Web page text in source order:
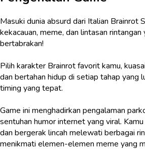
Masuki dunia absurd dari Italian Brainrot
kekacauan, meme, dan lintasan rintangan
bertabrakan!
Pilih karakter Brainrot favorit kamu,
dan bertahan hidup di setiap tahap yang
timing yang tepat.
Game ini menghadirkan pengalaman
sentuhan humor internet yang viral.
dan bergerak lincah melewati berbagai
menikmati elemen-elemen meme yang